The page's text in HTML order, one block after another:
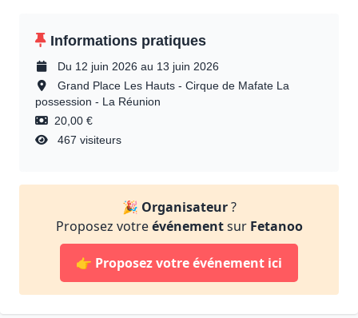
Informations pratiques
Du 12 juin 2026 au 13 juin 2026
Grand Place Les Hauts - Cirque de Mafate La
possession - La Réunion
20,00 €
467 visiteurs
🎉 Organisateur?
Proposez votreévénementsur Fetanoo
👉 Proposez votre événement ici